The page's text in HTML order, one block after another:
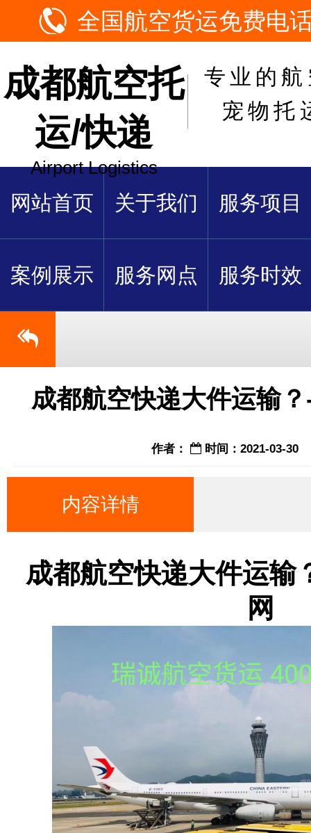
全国航空货运免费电
成都航空托
运/快递
Airport Logistics
专业的
宠物托
网站首页 关于我们 服务项目
案例展示 服务网点 服务时效
成都航空快递大件运输
作者： 时间：2021-03-30
内容详情
成都航空快递大件运输
网